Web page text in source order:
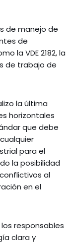
de manejo de
de
la VDE 2182, la
de trabajo de
la última
horizontales
que debe
para el
la posibilidad
al
en el
responsables
clara y